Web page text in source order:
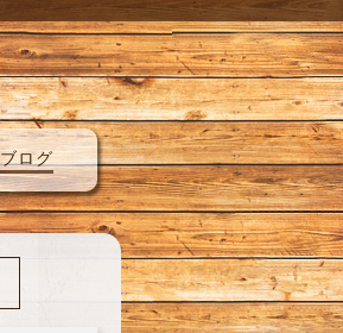
ブログ